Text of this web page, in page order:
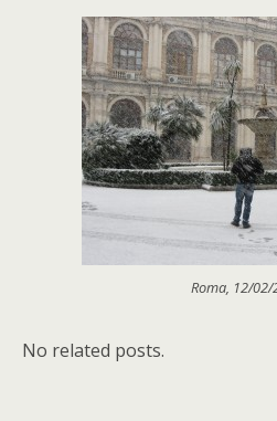
Roma, 12/02/
No related posts.